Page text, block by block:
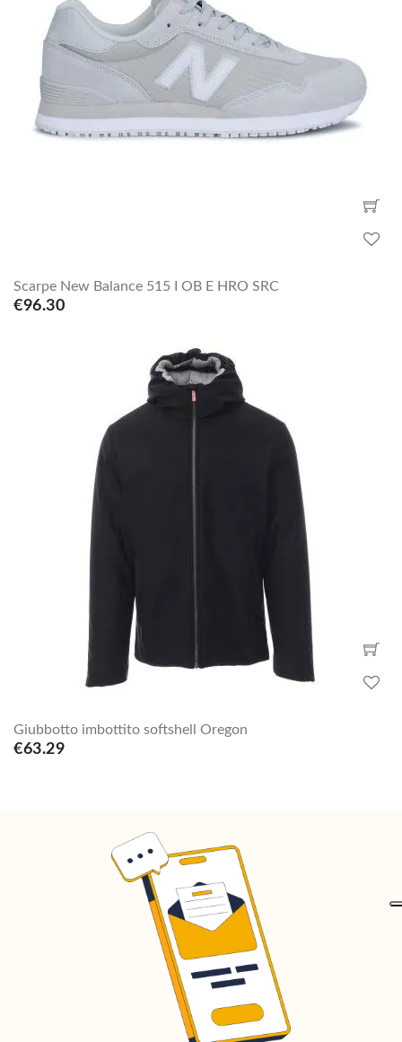
Scarpe New Balance 515 I OB E HRO SRC
€96.30
Giubbotto imbottito softshell Oregon
€63.29